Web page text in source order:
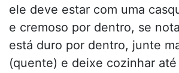
ele deve estar com uma
e cremoso por dentro, se
está duro por dentro, junte
(quente) e deixe cozinhar